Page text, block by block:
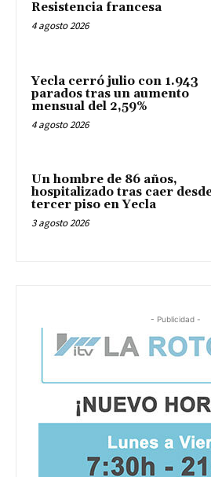
Resistencia francesa
4 agosto 2026
Yecla cerró julio con 1.943
parados tras un aumento
mensual del 2,59%
4 agosto 2026
Un hombre de 86 años,
hospitalizado tras caer
tercer piso en Yecla
3 agosto 2026
- Publicidad -